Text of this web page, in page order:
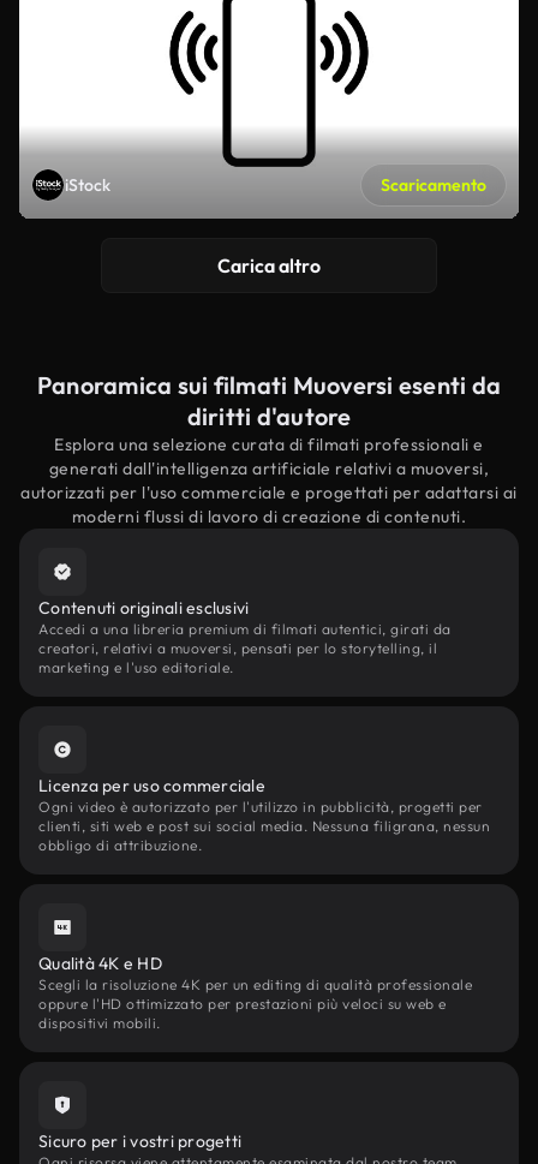
iStock Scaricamento
Carica altro
Panoramica sui filmati Muoversi esenti da
diritti d'autore
Esplora una selezione curata di filmati professionali e
generati dall'intelligenza artificiale relativi a muoversi,
autorizzati per l'uso commerciale e progettati per adattarsi ai
moderni flussi di lavoro di creazione di contenuti.
Contenuti originali esclusivi
Accedi a una libreria premium di filmati autentici, girati da
creatori, relativi a muoversi, pensati per lo storytelling, il
marketing e l'uso editoriale.
Licenza per uso commerciale
Ogni video è autorizzato per l'utilizzo in pubblicità, progetti per
clienti, siti web e post sui social media. Nessuna filigrana, nessun
obbligo di attribuzione.
Qualità 4K e HD
Scegli la risoluzione 4K per un editing di qualità professionale
oppure l'HD ottimizzato per prestazioni più veloci su web e
dispositivi mobili.
Sicuro per i vostri progetti